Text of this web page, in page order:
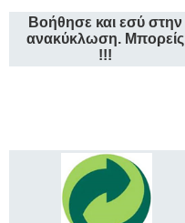
Βοήθησε και εσύ στην
ανακύκλωση. Μπορείς
!!!